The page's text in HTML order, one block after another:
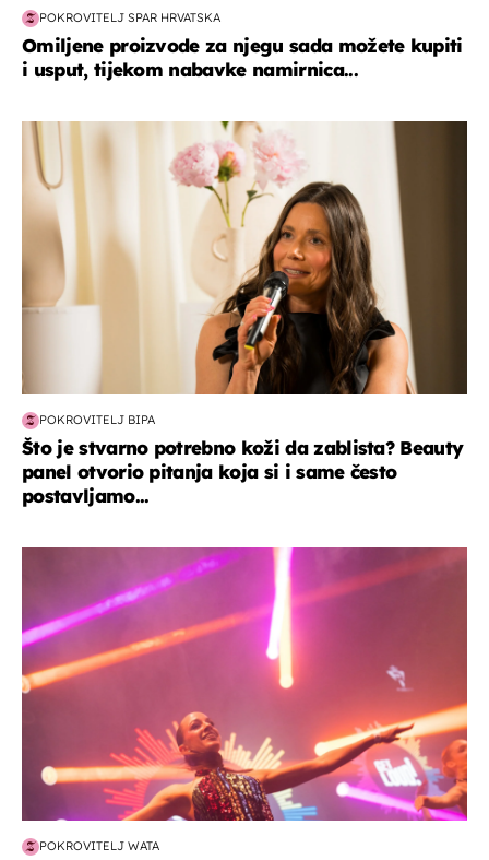
POKROVITELJ SPAR HRVATSKA
Omiljene proizvode za njegu sada možete kupiti
i usput, tijekom nabavke namirnica...
moda & ljepota
POKROVITELJ BIPA
Što je stvarno potrebno koži da zablista? Beauty
panel otvorio pitanja koja si i same često
postavljamo...
POKROVITELJ WATA